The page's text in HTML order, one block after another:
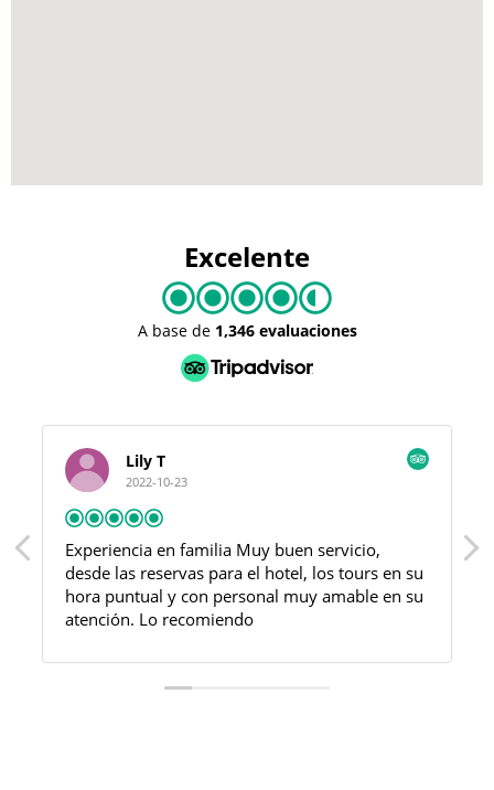
Excelente
A base de 1,346 evaluaciones
Lily T
2022-10-23
Experiencia en familia Muy buen servicio,
desde las reservas para el hotel, los tours en su
hora puntual y con personal muy amable en su
atención. Lo recomiendo